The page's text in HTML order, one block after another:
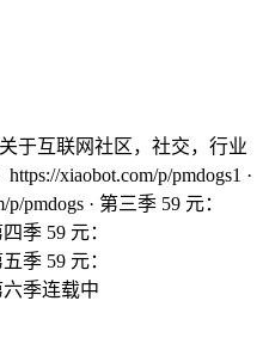
于互联网社区，社交，行业
xiaobot.com/p/pmdogs1 ·
pmdogs · 第三季 59 元：
季 59 元：
季 59 元：
六季连载中